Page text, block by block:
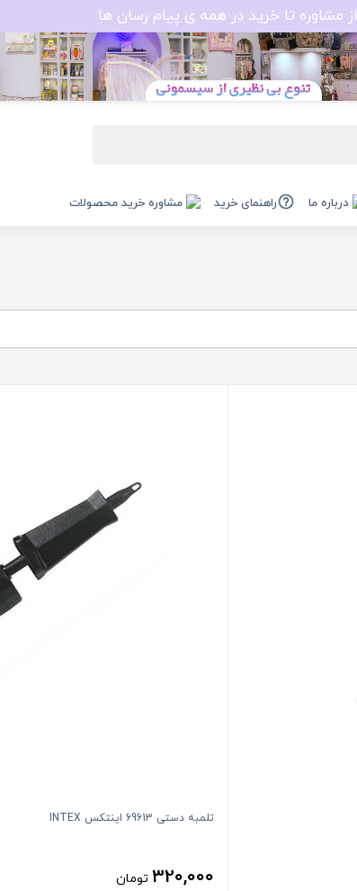
از مشاوره تا خرید در همه ی پیام رسان ها
درباره ما راهنمای خرید مشاوره خرید محصولات
تلمبه دستی 69613 اینتکس INTEX
320,000 تومان